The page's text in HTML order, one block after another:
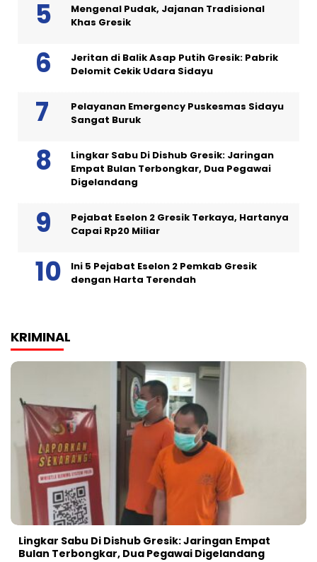
Mengenal Pudak, Jajanan Tradisional
Khas Gresik
Jeritan di Balik Asap Putih Gresik: Pabrik
Delomit Cekik Udara Sidayu
Pelayanan Emergency Puskesmas Sidayu
Sangat Buruk
Lingkar Sabu Di Dishub Gresik: Jaringan
Empat Bulan Terbongkar, Dua Pegawai
Digelandang
Pejabat Eselon 2 Gresik Terkaya, Hartanya
Capai Rp20 Miliar
Ini 5 Pejabat Eselon 2 Pemkab Gresik
dengan Harta Terendah
KRIMINAL
Lingkar Sabu Di Dishub Gresik: Jaringan Empat
Bulan Terbongkar, Dua Pegawai Digelandang